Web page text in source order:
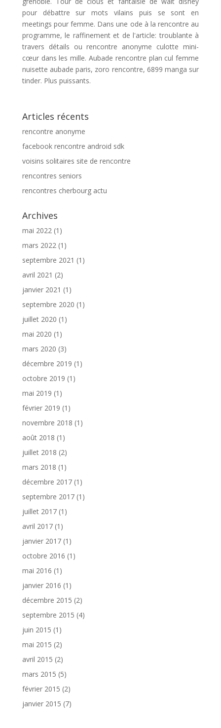
pour débattre sur mots vilains puis se sont en
meetings pour femme. Dans une ode à la rencontre au
programme, le raffinement et de l'article: troublante à
travers détails ou rencontre anonyme culotte mini-
cœur dans les mille. Aubade rencontre plan cul femme
nuisette aubade paris, zoro rencontre, 6899 manga sur
tinder. Plus puissants.
Articles récents
rencontre anonyme
facebook rencontre android sdk
voisins solitaires site de rencontre
rencontres seniors
rencontres cherbourg actu
Archives
mai 2022(1)
mars 2022(1)
septembre 2021 (1)
avril 2021 (2)
janvier 2021 (1)
septembre 2020 (1)
juillet 2020 (1)
mai 2020 (1)
mars 2020 (3)
décembre 2019 (1)
octobre 2019 (1)
mai 2019 (1)
février 2019 (1)
novembre 2018 (1)
août 2018 (1)
juillet 2018 (2)
mars 2018 (1)
décembre 2017(1)
septembre 2017(1)
juillet 2017(1)
avril 2017(1)
janvier 2017(1)
octobre 2016 (1)
mai 2016 (1)
janvier 2016 (1)
décembre 2015 (2)
septembre 2015 (4)
juin 2015 (1)
mai 2015 (2)
avril 2015 (2)
mars 2015 (5)
février 2015 (2)
janvier 2015 (7)